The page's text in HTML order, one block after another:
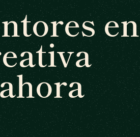
en